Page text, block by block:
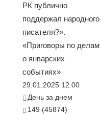
РК публично
поддержал народного
писателя?».
«Приговоры по делам
о январских
событиях»
29.01.2025 12:00
День за днем
149 (45874)